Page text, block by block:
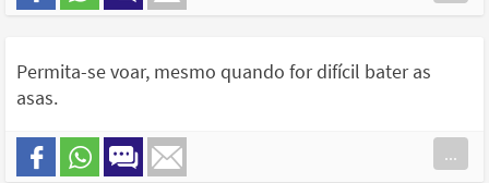
Permita-se voar, mesmo quando for difícil bater as
asas.
...